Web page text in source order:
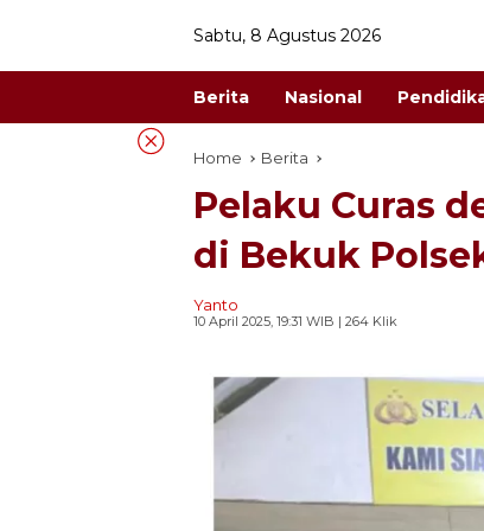
Sabtu, 8 Agustus 2026
Berita Nasional
Home Berita
Pelaku Curas
di Bekuk
Yanto
10 April 2025, 19:31 WIB | 264 Klik